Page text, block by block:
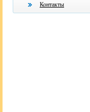
Контакты